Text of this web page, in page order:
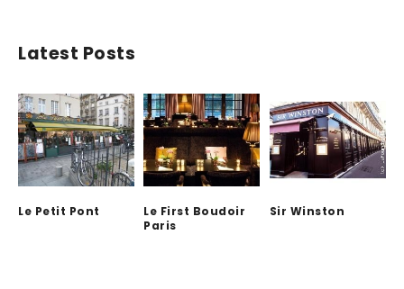
Latest Posts
Le Petit Pont
Le First Boudoir
Paris
Sir Winston